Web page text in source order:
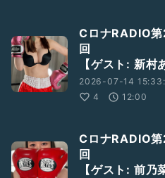
CロナRADIO
【ゲスト: 新
2026-07-14
4
12:00
CロナRADIO
【ゲスト: 前